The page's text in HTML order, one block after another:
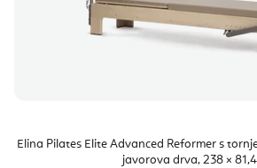
Elina Pilates Elite Advanced Reformer s
javorova drva, 238 ×